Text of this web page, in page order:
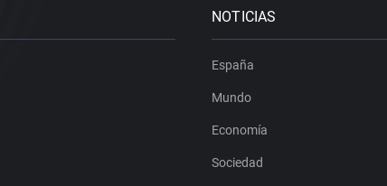
NOTICIAS
España
Mundo
Economía
Sociedad